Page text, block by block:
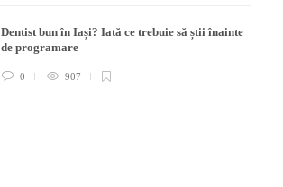
Dentist bun în Iași? Iată ce trebuie să știi înainte
de programare
0 907